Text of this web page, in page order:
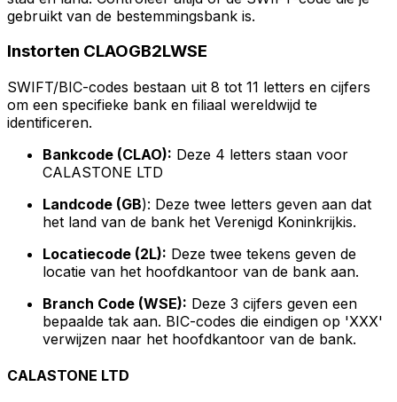
gebruikt van de bestemmingsbank is.
Instorten CLAOGB2LWSE
SWIFT/BIC-codes bestaan uit 8 tot 11 letters en cijfers
om een specifieke bank en filiaal wereldwijd te
identificeren.
Bankcode (CLAO): Deze 4 letters staan voor
CALASTONE LTD
Landcode (GB): Deze twee letters geven aan dat
het land van de bank het Verenigd Koninkrijkis.
Locatiecode (2L): Deze twee tekens geven de
locatie van het hoofdkantoor van de bank aan.
Branch Code (WSE): Deze 3 cijfers geven een
bepaalde tak aan. BIC-codes die eindigen op 'XXX'
verwijzen naar het hoofdkantoor van de bank.
CALASTONE LTD